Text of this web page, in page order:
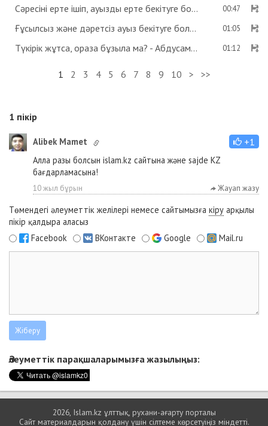
Сәресіні ерте ішіп, ауызды ерте бекітуге бола ма? - Абдусамат Қасым 00:47
Ғұсылсыз және дәретсіз ауыз бекітуге бола ма? - Абдусамат Қасым 01:05
Түкірік жұтса, ораза бұзыла ма? - Абдусамат Қасым 01:12
1 2 3 4 5 6 7 8 9 10 > >>
1 пікір
Alibek Mamet +1
Алла разы болсын islam.kz сайтына және sajde KZ
бағдарламасына!
10 жыл бұрын Жауап жазу
Төмендегі әлеуметтік желілері немесе сайтымызға кіру арқылы
пікір қалдыра аласыз
Facebook
ВКонтакте Google Mail.ru
Әлеуметтік парақшаларымызға жазылыңыз:
2026, Islam.kz ұлттық, рухани-ағарту порталы
Сайт материалдарын қолдану үшін сілтеме көрсетуіңіз міндетті.